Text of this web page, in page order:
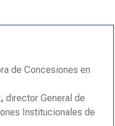
de Concesiones en
director General de
Institucionales de